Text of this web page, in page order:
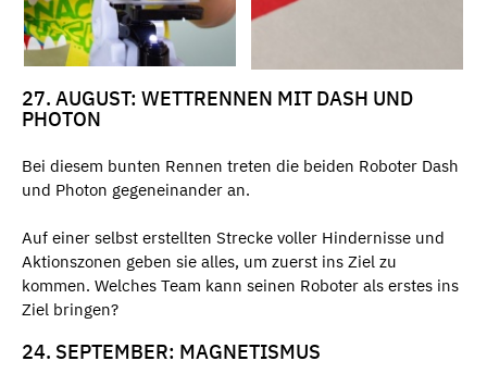
27. AUGUST: WETTRENNEN MIT DASH UND
PHOTON
Bei diesem bunten Rennen treten die beiden Roboter Dash
und Photon gegeneinander an.
Auf einer selbst erstellten Strecke voller Hindernisse und
Aktionszonen geben sie alles, um zuerst ins Ziel zu
kommen. Welches Team kann seinen Roboter als erstes ins
Ziel bringen?
24. SEPTEMBER: MAGNETISMUS